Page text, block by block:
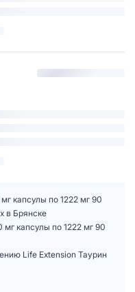
капсулы по 1222 мг 90
в Брянске
капсулы по 1222 мг 90
Life Extension Таурин